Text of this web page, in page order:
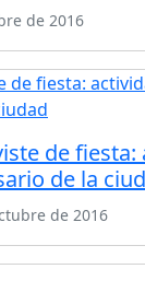
de 2016
de fiesta:
de la
de 2016